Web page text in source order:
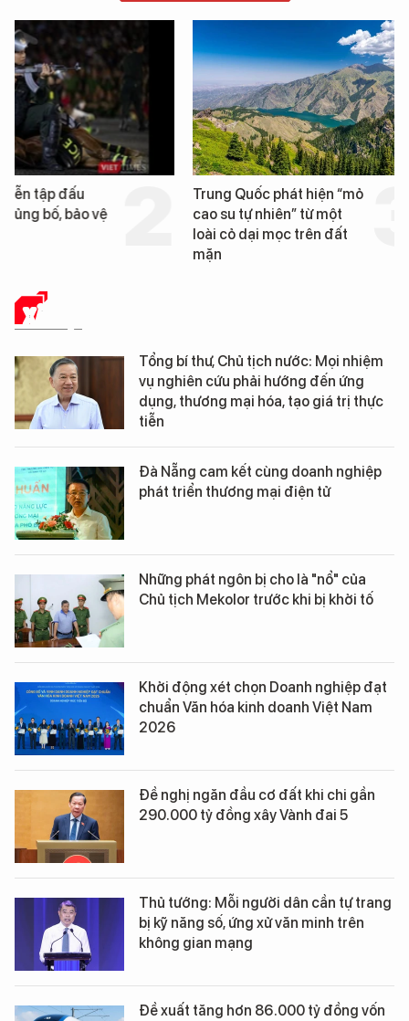
Trung Quốc phát hiện “mỏ
cao su tự nhiên” từ một
Loạt dự án bất động
Đà Nẵng sắp bị kiểm
XÃ HỘI
Tổng bí thư, Chủ tịch nước: Mọi nhiệm
vụ nghiên cứu phải hướng đến ứng
dụng, thương mại hóa, tạo giá trị thực
tiễn
Đà Nẵng cam kết cùng doanh nghiệp
phát triển thương mại điện tử
Những phát ngôn bị cho là "nổ" của
Chủ tịch Mekolor trước khi bị khởi tố
Khởi động xét chọn Doanh nghiệp đạt
chuẩn Văn hóa kinh doanh Việt Nam
2026
Đề nghị ngăn đầu cơ đất khi chi gần
290.000 tỷ đồng xây Vành đai 5
Thủ tướng: Mỗi người dân cần tự trang
bị kỹ năng số, ứng xử văn minh trên
không gian mạng
Đề xuất tăng hơn 86.000 tỷ đồng vốn